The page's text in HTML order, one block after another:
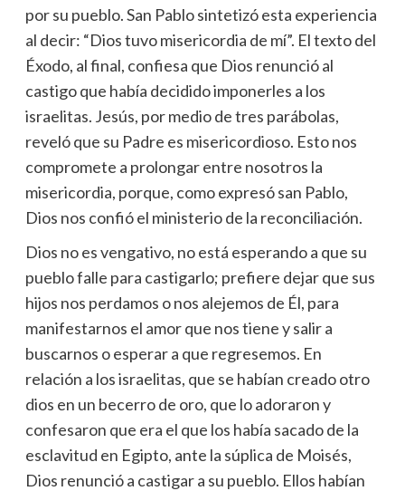
por su pueblo. San Pablo sintetizó esta experiencia
al decir: “Dios tuvo misericordia de mí”. El texto del
Éxodo, al final, confiesa que Dios renunció al
castigo que había decidido imponerles a los
israelitas. Jesús, por medio de tres parábolas,
reveló que su Padre es misericordioso. Esto nos
compromete a prolongar entre nosotros la
misericordia, porque, como expresó san Pablo,
Dios nos confió el ministerio de la reconciliación.
Dios no es vengativo, no está esperando a que su
pueblo falle para castigarlo; prefiere dejar que sus
hijos nos perdamos o nos alejemos de Él, para
manifestarnos el amor que nos tiene y salir a
buscarnos o esperar a que regresemos. En
relación a los israelitas, que se habían creado otro
dios en un becerro de oro, que lo adoraron y
confesaron que era el que los había sacado de la
esclavitud en Egipto, ante la súplica de Moisés,
Dios renunció a castigar a su pueblo. Ellos habían